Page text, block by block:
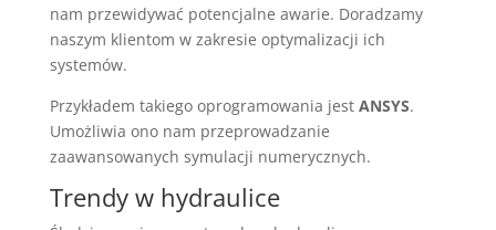
nam przewidywać potencjalne awarie. Doradzamy
naszym klientom w zakresie optymalizacji ich
systemów.
Przykładem takiego oprogramowania jest ANSYS.
Umożliwia ono nam przeprowadzanie
zaawansowanych symulacji numerycznych.
Trendy w hydraulice